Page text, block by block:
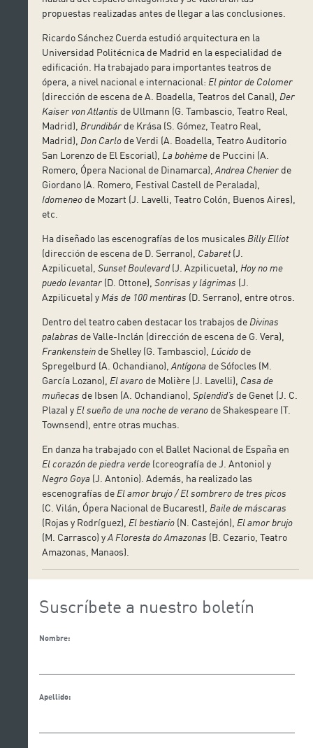
propuestas realizadas antes de llegar a las conclusiones.
Ricardo Sánchez Cuerda estudió arquitectura en la
Universidad Politécnica de Madrid en la especialidad de
edificación. Ha trabajado para importantes teatros de
ópera, a nivel nacional e internacional: El pintor de Colomer
(dirección de escena de A. Boadella, Teatros del Canal), Der
Kaiser von Atlantis de Ullmann (G. Tambascio, Teatro Real,
Madrid), Brundibár de Krása (S. Gómez, Teatro Real,
Madrid), Don Carlo de Verdi (A. Boadella, Teatro Auditorio
San Lorenzo de El Escorial), La bohème de Puccini (A.
Romero, Ópera Nacional de Dinamarca),Andrea Chenier de
Giordano (A. Romero, Festival Castell de Peralada),
Idomeneo de Mozart (J. Lavelli, Teatro Colón, Buenos Aires),
etc.
Ha diseñado las escenografías de los musicales Billy Elliot
(dirección de escena de D. Serrano), Cabaret(J.
Azpilicueta),Sunset Boulevard(J. Azpilicueta), Hoy no me
puedo levantar (D. Ottone),Sonrisas y lágrimas (J.
Azpilicueta) y Más de 100 mentiras (D. Serrano), entre otros.
Dentro del teatro caben destacar los trabajos de Divinas
palabras de Valle-Inclán (dirección de escena de G. Vera),
Frankenstein de Shelley (G. Tambascio), Lúcido de
Spregelburd (A. Ochandiano),Antígona de Sófocles (M.
García Lozano), El avaro de Molière (J. Lavelli), Casa de
muñecas de Ibsen (A. Ochandiano),Splendid’s de Genet (J. C.
Plaza) y El sueño de una noche de verano de Shakespeare (T.
Townsend), entre otras muchas.
En danza ha trabajado con el Ballet Nacional de España en
El corazón de piedra verde (coreografía de J. Antonio) y
Negro Goya (J. Antonio). Además, ha realizado las
escenografías de El amor brujo / El sombrero de tres picos
(C. Vilán, Ópera Nacional de Bucarest), Baile de máscaras
(Rojas y Rodríguez), El bestiario (N. Castejón), El amor brujo
(M. Carrasco) yA Floresta do Amazonas (B. Cezario, Teatro
Amazonas, Manaos).
Suscríbete a nuestro boletín
Nombre:
Apellido: